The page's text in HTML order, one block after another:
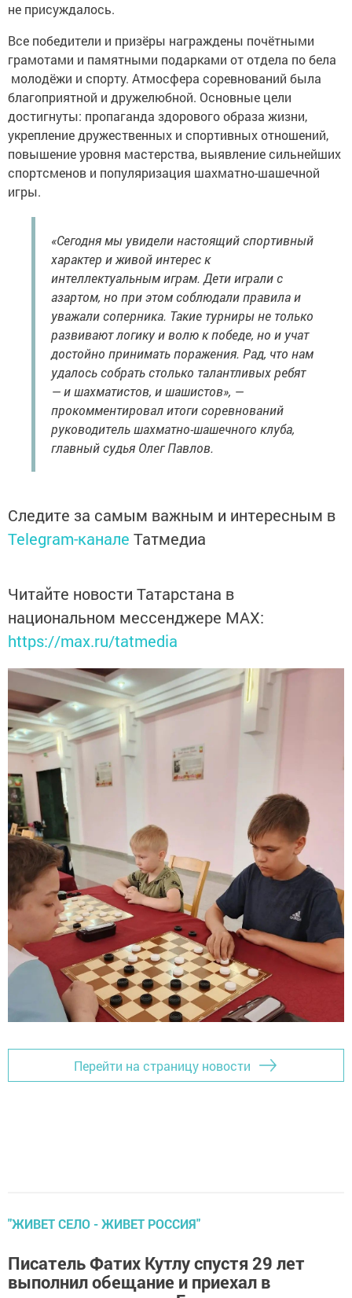
не присуждалось.
Все победители и призёры награждены почётными
грамотами и памятными подарками от отдела по бела
молодёжи и спорту. Атмосфера соревнований была
благоприятной и дружелюбной. Основные цели
достигнуты: пропаганда здорового образа жизни,
укрепление дружественных и спортивных отношений,
повышение уровня мастерства, выявление сильнейших
спортсменов и популяризация шахматно-шашечной
игры.
«Сегодня мы увидели настоящий спортивный
характер и живой интерес к
интеллектуальным играм. Дети играли с
азартом, но при этом соблюдали правила и
уважали соперника. Такие турниры не только
развивают логику и волю к победе, но и учат
достойно принимать поражения. Рад, что нам
удалось собрать столько талантливых ребят
— и шахматистов, и шашистов», —
прокомментировал итоги соревнований
руководитель шахматно-шашечного клуба,
главный судья Олег Павлов.
Следите за самым важным и интересным в
Telegram-канале Татмедиа
Читайте новости Татарстана в
национальном мессенджере MАХ:
https://max.ru/tatmedia
Перейти на страницу новости
"ЖИВЕТ СЕЛО - ЖИВЕТ РОССИЯ"
Писатель Фатих Кутлу спустя 29 лет
выполнил обещание и приехал в